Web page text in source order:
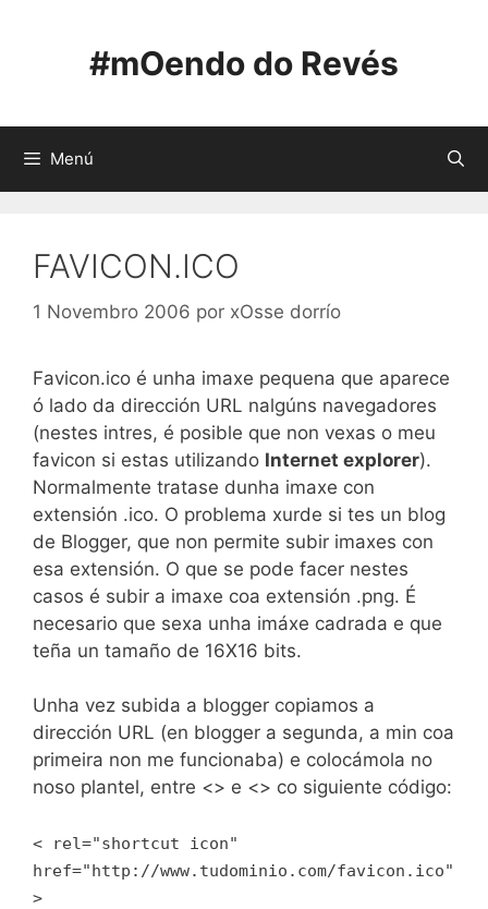
#mOendo do Revés
Menú
FAVICON.ICO
1 Novembro 2006 por xOsse dorrío
Favicon.ico é unha imaxe pequena que aparece
ó lado da dirección URL nalgúns navegadores
(nestes intres, é posible que non vexas o meu
favicon si estas utilizando Internet explorer).
Normalmente tratase dunha imaxe con
extensión .ico. O problema xurde si tes un blog
de Blogger, que non permite subir imaxes con
esa extensión. O que se pode facer nestes
casos é subir a imaxe coa extensión .png. É
necesario que sexa unha imáxe cadrada e que
teña un tamaño de 16X16 bits.
Unha vez subida a blogger copiamos a
dirección URL (en blogger a segunda, a min coa
primeira non me funcionaba) e colocámola no
noso plantel, entre <> e <> co siguiente código:
< rel="shortcut icon"
href="http://www.tudominio.com/favicon.ico"
>